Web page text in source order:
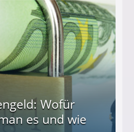
Wofür
es und wie